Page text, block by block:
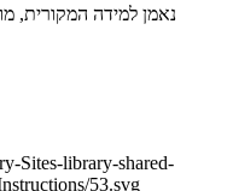
נאמן למידה המקורית,